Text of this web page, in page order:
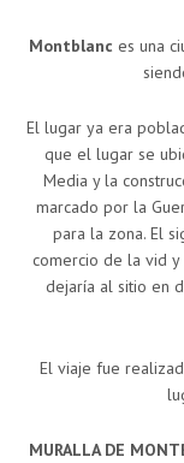
Montblanc es una
El lugar ya era
que el lugar se
Media y la
marcado por la
para la zona. El
comercio de la vid
dejaría al sitio en
El viaje fue
MURALLA DE